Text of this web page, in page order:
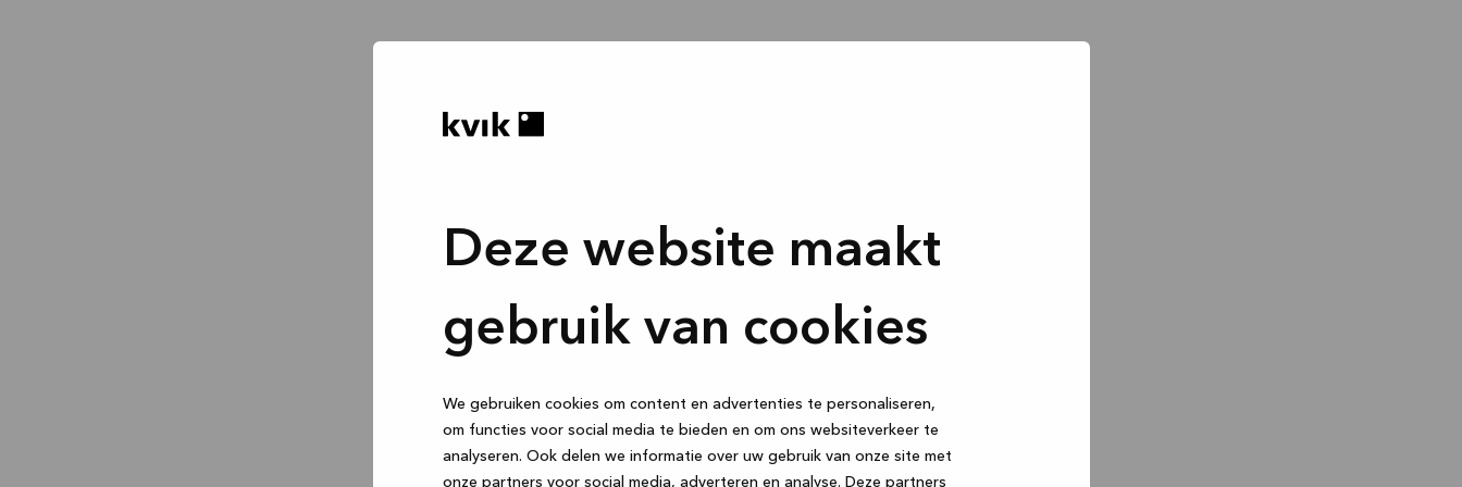
Deze website maakt
gebruik van cookies
We gebruiken cookies om content en advertenties te personaliseren,
om functies voor social media te bieden en om ons websiteverkeer te
analyseren. Ook delen we informatie over uw gebruik van onze site met
onze partners voor social media, adverteren en analyse. Deze partners